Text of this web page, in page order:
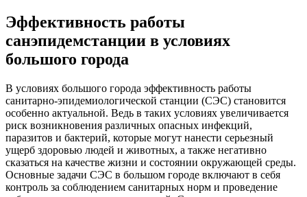
Эффективность работы
санэпидемстанции в условиях
большого города
В условиях большого города эффективность работы
санитарно-эпидемиологической станции (СЭС) становится
особенно актуальной. Ведь в таких условиях увеличивается
риск возникновения различных опасных инфекций,
паразитов и бактерий, которые могут нанести серьезный
ущерб здоровью людей и животных, а также негативно
сказаться на качестве жизни и состоянии окружающей среды.
Основные задачи СЭС в большом городе включают в себя
контроль за соблюдением санитарных норм и проведение